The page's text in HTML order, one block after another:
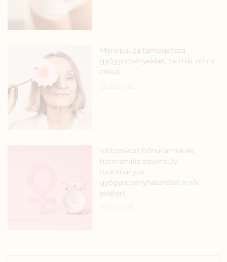
Menopauza támogatása
gyógynövényekkel, ha már nincs
ciklus
Változókori hőhullámok és
hormonális egyensúly:
tudományos
gyógynövényhasználat a női
jólétért